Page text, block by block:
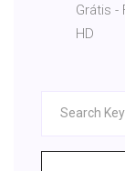
Grátis -
HD